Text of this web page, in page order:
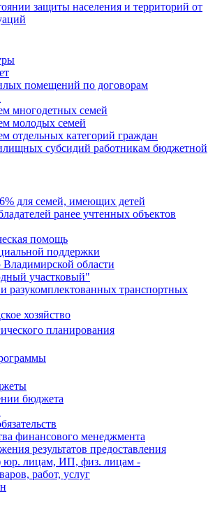
защиты населения и территорий от
помещений по договорам
многодетных семей
молодых семей
отдельных категорий граждан
субсидий работникам бюджетной
для семей, имеющих детей
ранее учтенных объектов
помощь
поддержки
области
участковый"
разукомплектованных транспортных
хозяйство
планирования
бюджета
финансового менеджмента
результатов предоставления
юр. лицам, ИП, физ. лицам -
работ, услуг